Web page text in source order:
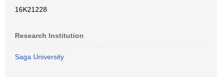
16K21228
Research Institution
Saga University